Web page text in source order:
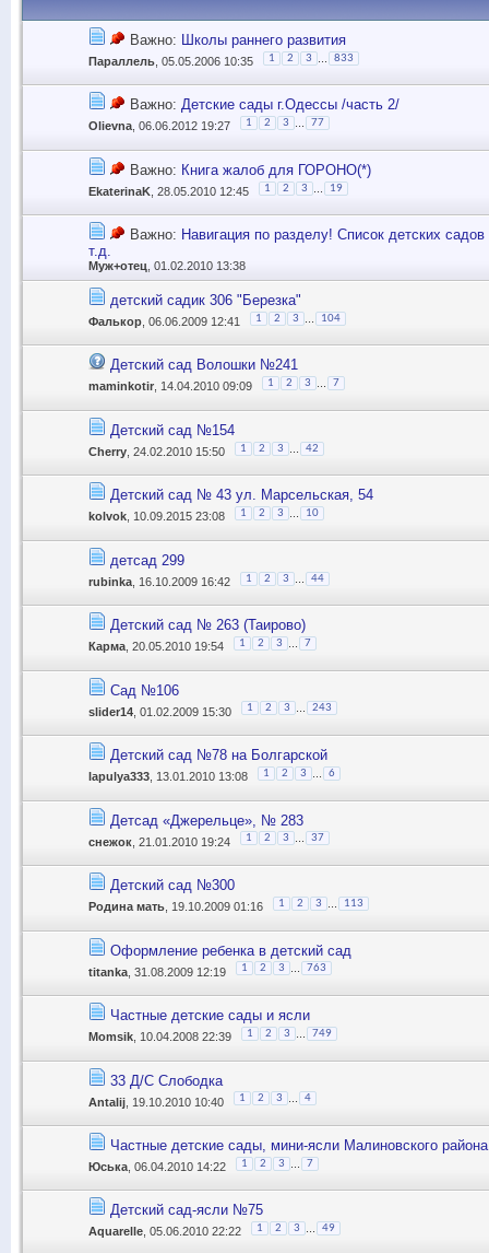
Важно: Школы раннего развития
Параллель , 05.05.2006 10:35 1 2 3 833
Важно: Детские сады г.Одессы /часть 2/
Olievna , 06.06.2012 19:27 1 2 3 77
Важно: Книга жалоб для ГОРОНО(*)
EkaterinaK , 28.05.2010 12:45 1 2 3 19
Важно: Навигация по разделу! Список детских
т.д.
Муж+отец, 01.02.2010 13:38
детский садик 306 "Березка"
Фалькор , 06.06.2009 12:41 1 2 3 104
Детский сад Волошки №241
maminkotir , 14.04.2010 09:09 1 2 3 7
Детский сад №154
Cherry , 24.02.2010 15:50 1 2 3 42
Детский сад № 43 ул. Марсельская, 54
kolvok , 10.09.2015 23:08 1 2 3 10
детсад 299
rubinka , 16.10.2009 16:42 1 2 3 44
Детский сад № 263 (Таирово)
Карма , 20.05.2010 19:54 1 2 3 7
Сад №106
slider14 , 01.02.2009 15:30 1 2 3 ... 243
Детский сад №78 на Болгарской
lapulya333 , 13.01.2010 13:08 1 2 3 6
Детсад «Джерельце», № 283
снежок , 21.01.2010 19:24 1 2 3 37
Детский сад №300
Родина мать , 19.10.2009 01:16 1 2 3 113
Оформление ребенка в детский сад
titanka , 31.08.2009 12:19 1 2 3 763
Частные детские сады и ясли
Momsik , 10.04.2008 22:39 1 2 3 749
33 Д/С Слободка
Antalij , 19.10.2010 10:40 1 2 3 4
Частные детские сады, мини-ясли Малиновского района
Юська , 06.04.2010 14:22 1 2 3 7
Детский сад-ясли №75
Aquarelle , 05.06.2010 22:22 1 2 3 49